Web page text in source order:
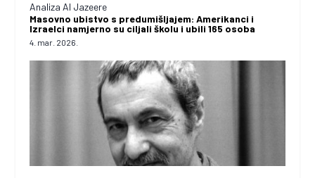
Analiza Al Jazeere
Masovno ubistvo s predumišljajem: Amerikanci i
Izraelci namjerno su ciljali školu i ubili 165 osoba
4. mar. 2026.